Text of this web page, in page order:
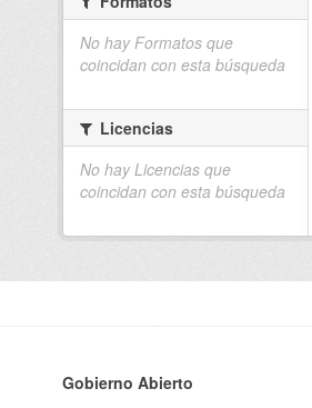
No hay Formatos que
coincidan con esta búsqueda
Licencias
No hay Licencias que
coincidan con esta búsqueda
Gobierno Abierto